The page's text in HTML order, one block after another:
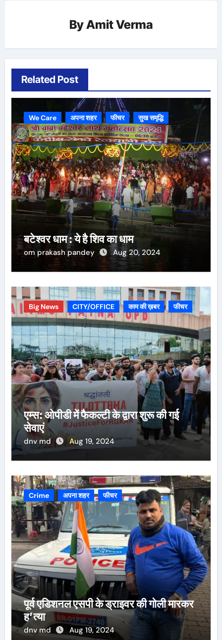
ByAmit Verma
Related Post
We Care अपना शहर फीचर सुख समृद्धि
बटेश्वर धाम : ये है शिव का धाम
om prakash pandey Aug 20, 2024
Big News CITY/OFFICE काम की ख़बर फीचर
एम्स: ओपीडी में फैकल्टी के द्वारा शुरू की गई
सेवाएं
dnv md Aug 19, 2024
Crime अपना शहर फीचर
पूर्व एडिशनल एसपी के ड्राइवर की गोली मारकर
ह’त्या
dnv md Aug 19, 2024